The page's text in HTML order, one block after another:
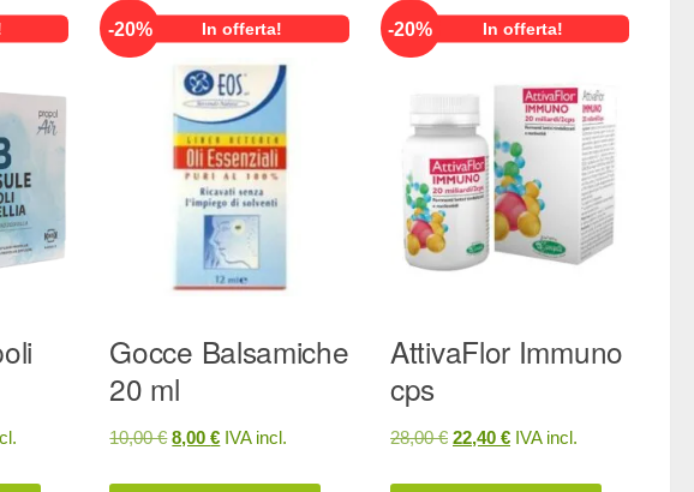
-20% In offerta!
Gocce Balsamiche
20 ml
10,00€ Il
8,00€IlIVA incl.
-20% In offerta!
AttivaFlor Immuno
cps
28,00€ Il
22,40€IlIVA incl.